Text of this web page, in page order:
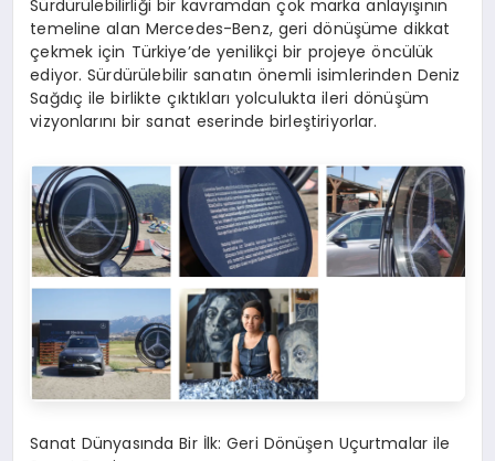
Sürdürülebilirliği bir kavramdan çok marka anlayışının
temeline alan Mercedes-Benz, geri dönüşüme dikkat
çekmek için Türkiye’de yenilikçi bir projeye öncülük
ediyor. Sürdürülebilir sanatın önemli isimlerinden Deniz
Sağdıç ile birlikte çıktıkları yolculukta ileri dönüşüm
vizyonlarını bir sanat eserinde birleştiriyorlar.
Sanat Dünyasında Bir İlk: Geri Dönüşen Uçurtmalar ile